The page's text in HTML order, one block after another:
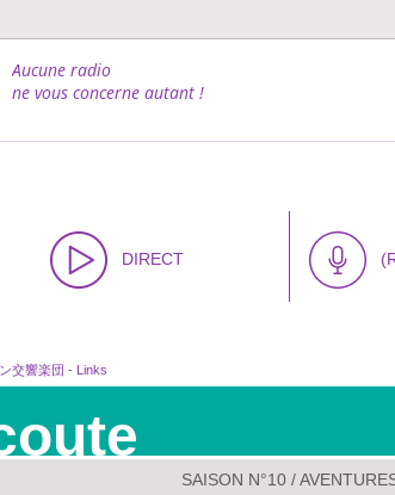
Aucune radio
ne vous concerne autant !
DIRECT
交響楽団 - Links
SAISON N°10/